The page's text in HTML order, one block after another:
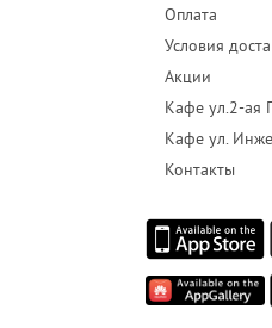
Оплата
Условия
Акции
Кафе ул.2-ая
Кафе ул.
Контакты